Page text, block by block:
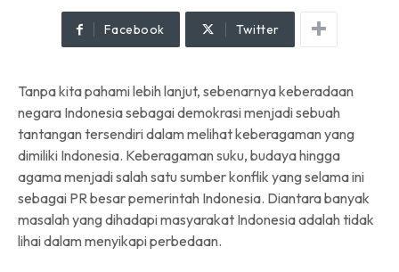
Facebook Twitter
Tanpa kita pahami lebih lanjut, sebenarnya keberadaan
negara Indonesia sebagai demokrasi menjadi sebuah
tantangan tersendiri dalam melihat keberagaman yang
dimiliki Indonesia. Keberagaman suku, budaya hingga
agama menjadi salah satu sumber konflik yang selama ini
sebagai PR besar pemerintah Indonesia. Diantara banyak
masalah yang dihadapi masyarakat Indonesia adalah tidak
lihai dalam menyikapi perbedaan.